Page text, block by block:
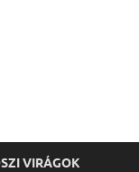
VIRÁGOK